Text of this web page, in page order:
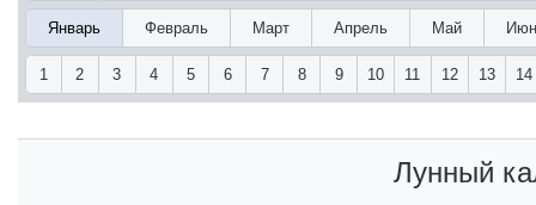
Январь Февраль Март Апрель Май
1 2 3 4 5 6 7 8 9 10 11 12 13 14
Лунный